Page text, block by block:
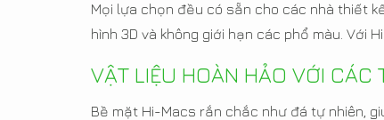
Mọi lựa chọn đều có sẵn cho các nhà thiết
hình 3D và không giới hạn các phổ màu. Với
VẬT LIỆU HOÀN HẢO VỚI CÁC
Bề mặt Hi-Macs rắn chắc như đá tự nhiên,